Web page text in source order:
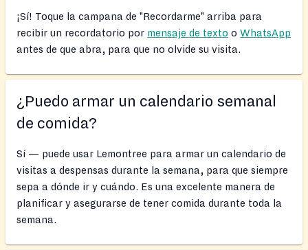
¡Sí! Toque la campana de "Recordarme" arriba para
recibir un recordatorio por mensaje de texto o WhatsApp
antes de que abra, para que no olvide su visita.
¿Puedo armar un calendario semanal
de comida?
Sí — puede usar Lemontree para armar un calendario de
visitas a despensas durante la semana, para que siempre
sepa a dónde ir y cuándo. Es una excelente manera de
planificar y asegurarse de tener comida durante toda la
semana.